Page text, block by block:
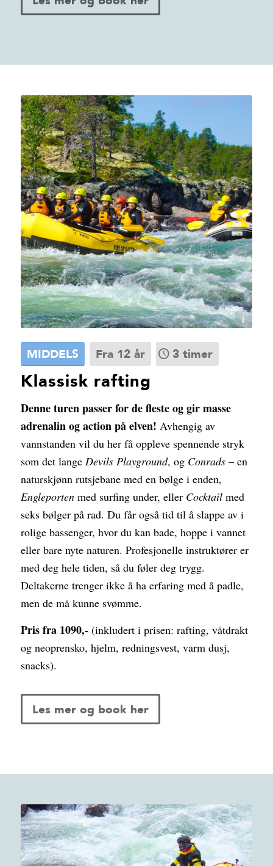
Dagali Fjellpark
MIDDELS Fra 12 år 3 timer
Klassisk rafting
Denne turen passer for de fleste og gir masse
adrenalin og action på elven! Avhengig av
vannstanden vil du her få oppleve spennende stryk
som det lange Devils Playground, og Conrads– en
naturskjønn rutsjebane med en bølge i enden,
Engleportenmed surfing under, eller Cocktailmed
seks bølger på rad. Du får også tid til å slappe av i
rolige bassenger, hvor du kan bade, hoppe i vannet
eller bare nyte naturen. Profesjonelle instruktører er
med deg hele tiden, så du føler deg trygg.
Deltakerne trenger ikke å ha erfaring med å padle,
men de må kunne svømme.
Pris fra 1090,-(inkludert i prisen: rafting, våtdrakt
og neoprensko, hjelm, redningsvest, varm dusj,
snacks).
Les mer og book her